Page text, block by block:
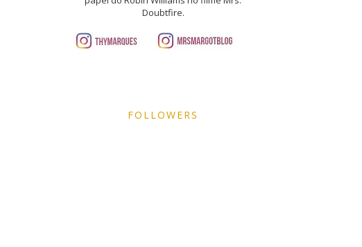
Doubtfire.
FOLLOWERS